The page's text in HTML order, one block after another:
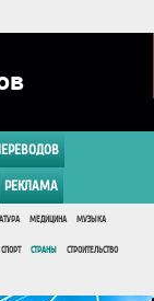
РЕКЛАМА
МЕДИЦИНА МУЗЫКА
СПОРТ СТРАНЫ СТРОИТЕЛЬСТВО